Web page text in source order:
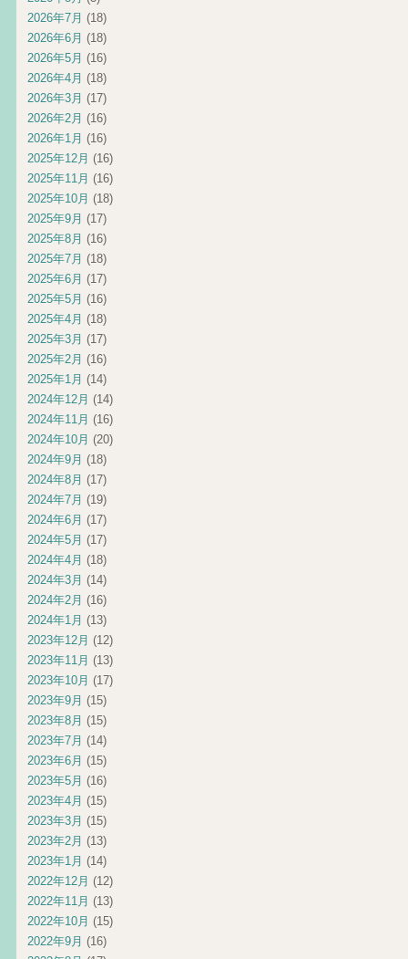
2026年7月 (18)
2026年6月 (18)
2026年5月 (16)
2026年4月 (18)
2026年3月 (17)
2026年2月 (16)
2026年1月 (16)
2025年12月 (16)
2025年11月 (16)
2025年10月 (18)
2025年9月 (17)
2025年8月 (16)
2025年7月 (18)
2025年6月 (17)
2025年5月 (16)
2025年4月 (18)
2025年3月 (17)
2025年2月 (16)
2025年1月 (14)
2024年12月 (14)
2024年11月 (16)
2024年10月 (20)
2024年9月 (18)
2024年8月 (17)
2024年7月 (19)
2024年6月 (17)
2024年5月 (17)
2024年4月 (18)
2024年3月 (14)
2024年2月 (16)
2024年1月 (13)
2023年12月 (12)
2023年11月 (13)
2023年10月 (17)
2023年9月 (15)
2023年8月 (15)
2023年7月 (14)
2023年6月 (15)
2023年5月 (16)
2023年4月 (15)
2023年3月 (15)
2023年2月 (13)
2023年1月 (14)
2022年12月 (12)
2022年11月 (13)
2022年10月 (15)
2022年9月 (16)